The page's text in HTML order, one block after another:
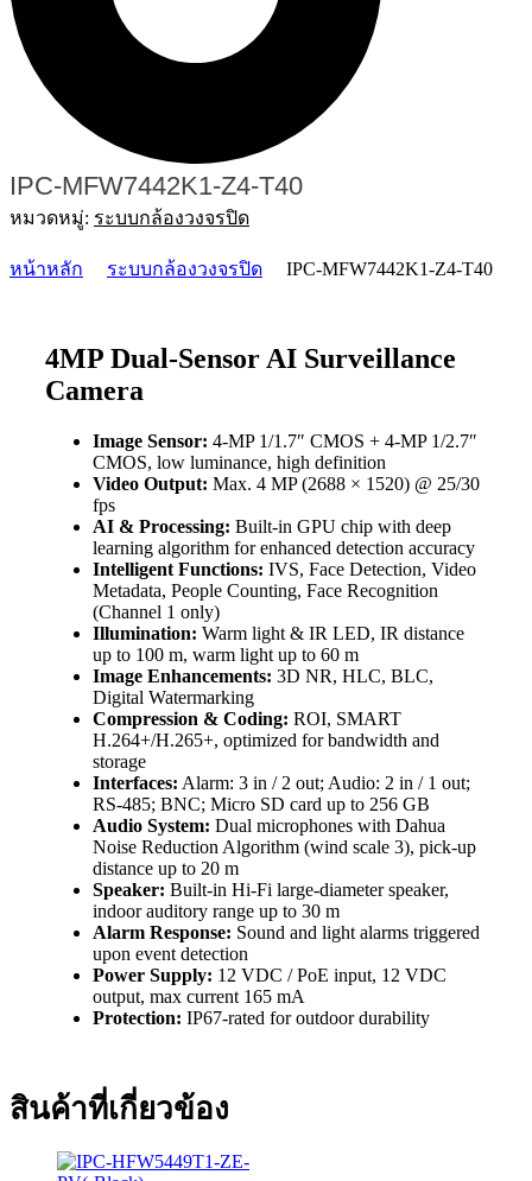
IPC-MFW7442K1-Z4-T40
หมวดหมู่: ระบบกล้องวงจรปิด
หน้าหลัก ระบบกล้องวงจรปิด IPC-MFW7442K1-Z4-T40
4MP Dual-Sensor AI Surveillance
Camera
Image Sensor: 4-MP 1/1.7″ CMOS + 4-MP 1/2.7″
CMOS, low luminance, high definition
Video Output: Max. 4 MP (2688 × 1520) @ 25/30
fps
AI & Processing: Built-in GPU chip with deep
learning algorithm for enhanced detection accuracy
Intelligent Functions: IVS, Face Detection, Video
Metadata, People Counting, Face Recognition
(Channel 1 only)
Illumination: Warm light & IR LED, IR distance
up to 100 m, warm light up to 60 m
Image Enhancements: 3D NR, HLC, BLC,
Digital Watermarking
Compression & Coding: ROI, SMART
H.264+/H.265+, optimized for bandwidth and
storage
Interfaces: Alarm: 3 in / 2 out; Audio: 2 in / 1 out;
RS-485; BNC; Micro SD card up to 256 GB
Audio System: Dual microphones with Dahua
Noise Reduction Algorithm (wind scale 3), pick-up
distance up to 20 m
Speaker: Built-in Hi-Fi large-diameter speaker,
indoor auditory range up to 30 m
Alarm Response: Sound and light alarms triggered
upon event detection
Power Supply: 12 VDC / PoE input, 12 VDC
output, max current 165 mA
Protection: IP67-rated for outdoor durability
สินค้าที่เกี่ยวข้อง